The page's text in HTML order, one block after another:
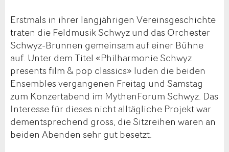
Erstmals in ihrer langjährigen Vereinsgeschichte
traten die Feldmusik Schwyz und das Orchester
Schwyz-Brunnen gemeinsam auf einer Bühne
auf. Unter dem Titel «Philharmonie Schwyz
presents film & pop classics» luden die beiden
Ensembles vergangenen Freitag und Samstag
zum Konzertabend im MythenForum Schwyz. Das
Interesse für dieses nicht alltägliche Projekt war
dementsprechend gross, die Sitzreihen waren an
beiden Abenden sehr gut besetzt.